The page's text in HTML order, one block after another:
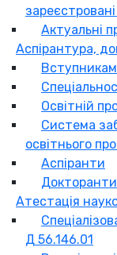
зареєстровані
Актуальні
Аспірантура,
Вступникам
Освітній
Система
освітнього
Аспіранти
Докторанти
Атестація
Д 56.146.01